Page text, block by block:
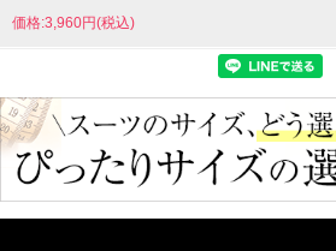
価格:3,960円(税込)